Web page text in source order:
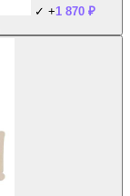
✓ +1 870 ₽